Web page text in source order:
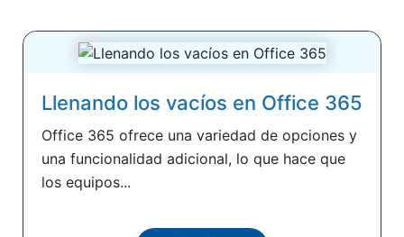
Llenando los vacíos en Office 365
Office 365 ofrece una variedad de opciones y
una funcionalidad adicional, lo que hace que
los equipos...